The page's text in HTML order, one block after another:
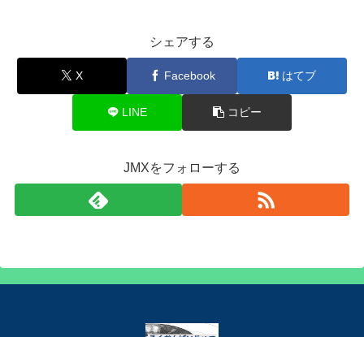
シェアする
X Facebook はてブ
LINE コピー
JMXをフォローする